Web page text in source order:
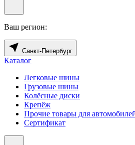
Ваш регион:
Санкт-Петербург
Каталог
Легковые шины
Грузовые шины
Колёсные диски
Крепёж
Прочие товары для
Сертификат